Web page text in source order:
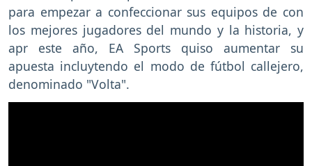
para empezar a confeccionar sus equipos de con
los mejores jugadores del mundo y la historia, y
apr este año, EA Sports quiso aumentar su
apuesta incluytendo el modo de fútbol callejero,
denominado "Volta".